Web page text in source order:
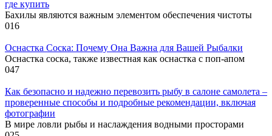
где купить
Бахилы являются важным элементом обеспечения чистоты
016
Оснастка Соска: Почему Она Важна для Вашей Рыбалки
Оснастка соска, также известная как оснастка с поп-апом
047
Как безопасно и надежно перевозить рыбу в салоне самолета –
проверенные способы и подробные рекомендации, включая
фотографии
В мире ловли рыбы и наслаждения водными просторами